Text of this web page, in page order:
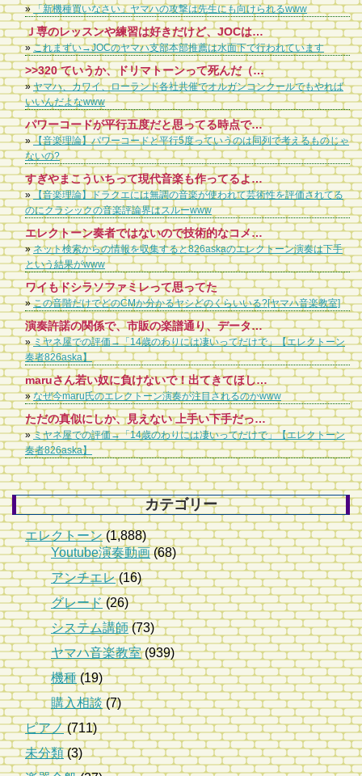
»「新機種買いなさい」ヤマハの攻撃は先生にも向けられるwww
Ｊ専のレッスンや練習は好きだけど、JOCは嫌いというお子さん多いみたいですね。 JOCをどう考えるかは、何のためにレッスンをしているのかという目的にもよります。 クラシックやPOPSなど、人の作ったものを弾いて楽しみたいだけなのか、何とか、ピアノや音楽で食べていきたいと思うのか、弾ける人を育てたいと思うのか、まあ、目的はいろいろありますね。 PTNAやショパンコンクールなど、有名なコンクールはいろいろありますが、どれも、人の作った曲をいかに再現できるかという世界のものです。頂点に上り詰めても、それだけで食べていくのは極めて難しい。なぜなら、有名なピアニストのCDを買ってくれば、絶対にそれを超えることはないってことになってるんです。頂点まで行けなければ、せいぜい子供たちを集めてピアノ教室をやるくらいです。 YAMAHAは早くからそこに気づいて、JOCや嬬恋のポプコンなど、演奏できると同時に作る、つまりオリジナリティーを発揮できる場を大切にしてきたんだと思います。ポプコンは、井上陽水さんや中島みゆさんが入賞して今に至ってるってことで有名です。 レッスンをしてせっかくピアノが弾けるんだから、適当でもいい、セオリーなんか無視してもいい、褒められる曲でなくてもいい、作る喜びを子供たちに味合わせて、楽しんでもらえるように親や先生が導いていければと思います。 バンド活動を始めて、ピアノは弾けないけれどギターを練習して何とか音楽をやっている人から見れば、ピアノで両手を使って、シャープやフラットが3つも4つもある譜面を弾けるなんて、羨ましい以外の何物でもないんですから。 JOCで人前で披露する前提で考えるから、練習してるクラシック曲と同じようなレベルにしないととか考えるけど、グダグダな曲でも、和音が変な曲でも全然OKです。JAZZなんて不協和音の塊ですよ。子供が感性で作ったものを大事にしてあげてください。そこから、もしかしたら、新しいものが生まれてくるかもしれません。
»これまずい→JOCのヤマハ支部本部推薦は水面下で行われています
>>320 ていうか、ドリマトーンって死んだ（販売終了した）んだろ
»ヤマハ、カワイ、ローランド各社共催でオルガンコンクールでもやれば
いいんだよなwww
パワーコードが平行五度だと思ってる時点で…
»【音楽理論】パワーコードと平行5度っていうのは同列で考えるものじゃ
ないの?
すぎやまこういちって現代音楽も作ってるよ。オーディオ交響曲とか
»【音楽理論】ドラクエには無調の音楽が使われて芸術性を評価されてる
のにクラシックの音楽評論界はスルーwww
エレクトーン奏者ではないので技術的なコメントはできませんが、Yahoo知恵袋などでこき下ろす質問とか見てると吐き気がしてきます。 少なくとも動画は見ててスゴいとは思えても下手とは感じませんし、どこか足らないとか至らない点も特になく、技術的に彼女より上だと言うなら動画持参で、どこがどう自分が彼女よりスゴいのかコメントして欲しいところですね。
»ネット検索からの情報を収集すると826askaのエレクトーン演奏は下手
という結果がwww
ワイもドシラソファミレって思ってた
»この音階だけでどのCMか分かるヤシどのくらいいる?[ヤマハ音楽教室]
演奏許諾の関係で、市販の楽譜通り、データを使っての演奏をしているのでは。 自作のレジストで演奏するには、JASRACの許諾が必要で、面倒。 EFの演奏許諾も大概面倒。海外とか特に。 ヤマハに許諾の部署作ってほしい。
»ミヤネ屋での評価→「14歳のわりには凄いってだけで」【エレクトーン
奏者826aska】
maruさん若い奴に負けないで！出てきてほしい！そして感動を与えてください！あなたの演奏が一番！
»なぜ今maru氏のエレクトーン演奏が注目されるのかwww
ただの真似にしか、見えない 上手い下手だったら上手い人沢山いる だから、これから余り伸び代ないかな。
»ミヤネ屋での評価→「14歳のわりには凄いってだけで」【エレクトーン
奏者826aska】
カテゴリー
エレクトーン(1,888)
Youtube演奏動画(68)
アンチエレ(16)
グレード(26)
システム講師(73)
ヤマハ音楽教室(939)
機種(19)
購入相談(7)
ピアノ(711)
未分類(3)